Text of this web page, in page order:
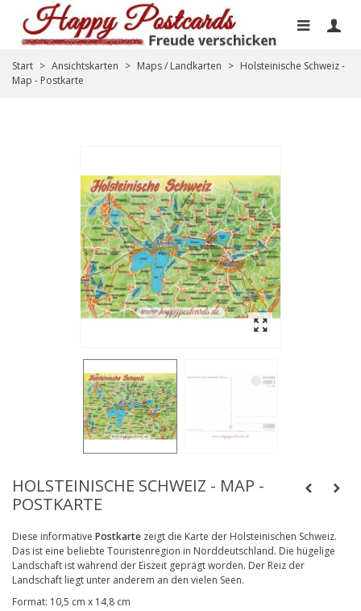
Start > Ansichtskarten > Maps / Landkarten > Holsteinische Schweiz -
Map - Postkarte
HOLSTEINISCHE SCHWEIZ - MAP -
POSTKARTE
Diese informative Postkarte zeigt die Karte der Holsteinischen Schweiz.
Das ist eine beliebte Touristenregion in Norddeutschland. Die hügelige
Landschaft ist während der Eiszeit geprägt worden. Der Reiz der
Landschaft liegt unter anderem an den vielen Seen.
Format: 10,5 cm x 14,8 cm